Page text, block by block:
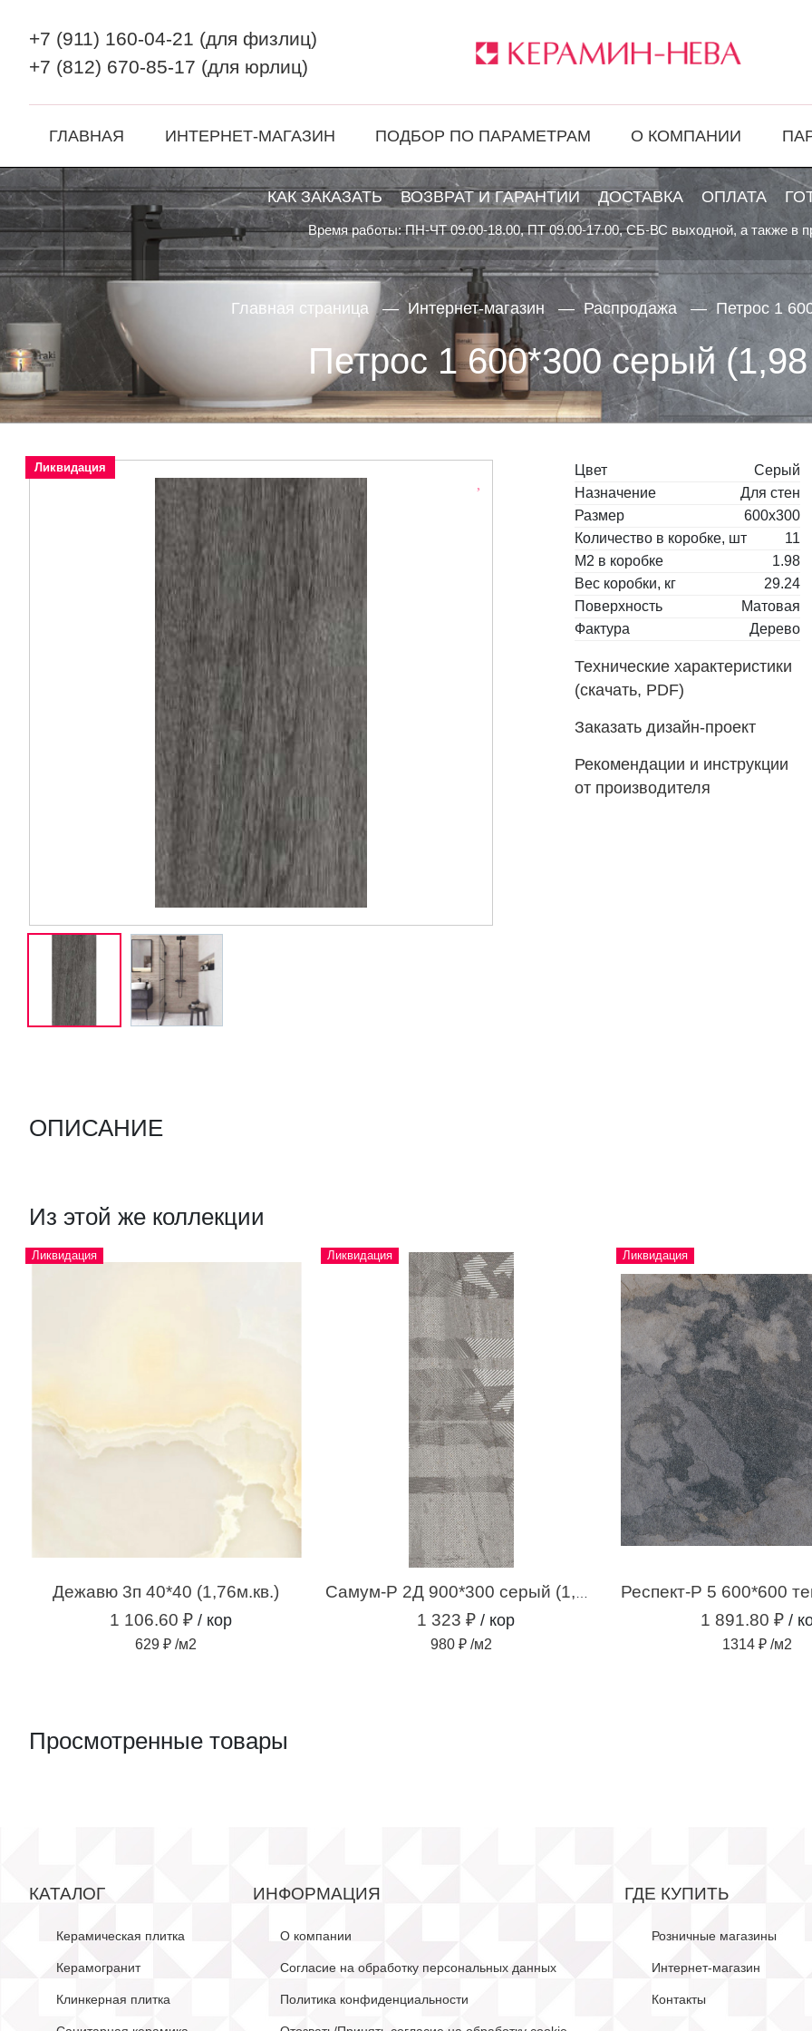
+7 (911) 160-04-21 (для физлиц)
+7 (812) 670-85-17 (для юрлиц)
ГЛАВНАЯ ИНТЕРНЕТ-МАГАЗИН ПОДБОР ПО ПАРАМЕТРАМ О КОМПАНИИ
КАК ЗАКАЗАТЬ ВОЗВРАТ И ГАРАНТИИ ДОСТАВКА ОПЛАТА
Время работы: ПН-ЧТ 09.00-18.00, ПТ 09.00-17.00, СБ-ВС выходной, а также в
Главная страница Интернет-магазин Распродажа Петрос 1
Петрос 1 600*300 серый
Ликвидация Цвет
Серый
Назначение
Для стен
Размер
600x300
Количество в коробке, шт
11
М2 в коробке
1.98
Вес коробки, кг
29.24
Поверхность
Матовая
Фактура
Дерево
Технические характеристики
(скачать, PDF)
Заказать дизайн-проект
Рекомендации и инструкции
от производителя
ОПИСАНИЕ
Из этой же коллекции
Ликвидация
Дежавю 3п 40*40 (1,76м.кв.)
1 106.60 ₽ / кор
629 ₽ /м2
Ликвидация
1 323 ₽ / кор
980 ₽ /м2
Ликвидация
1 891.80 ₽ /
1314 ₽ /м2
Просмотренные товары
КАТАЛОГ
Керамическая плитка
Керамогранит
Клинкерная плитка
ИНФОРМАЦИЯ
О компании
Согласие на обработку персональных данных
Политика конфиденциальности
ГДЕ КУПИТЬ
Розничные магазины
Интернет-магазин
Контакты